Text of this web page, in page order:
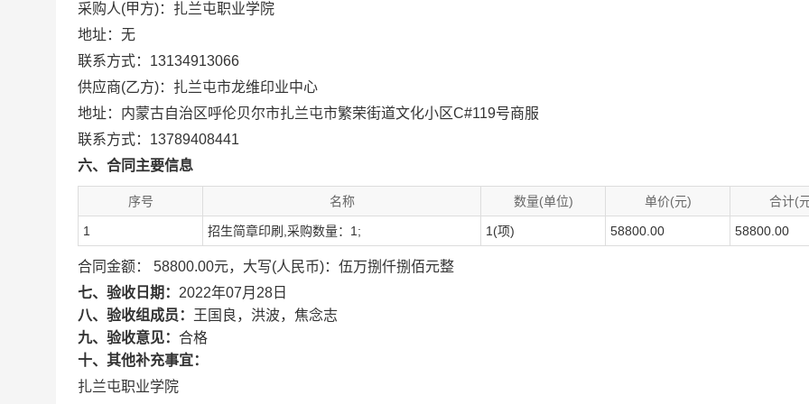
采购人(甲方)：扎兰屯职业学院
地址：无
联系方式：13134913066
供应商(乙方)：扎兰屯市龙维印业中心
地址：内蒙古自治区呼伦贝尔市扎兰屯市繁荣街道文化小区C#119号商服
联系方式：13789408441
六、合同主要信息
序号 名称 数量(单位) 单价(元) 合计(
1 招生简章印刷,采购数量：1; 1(项) 58800.00 58800.00
合同金额： 58800.00元，大写(人民币)：伍万捌仟捌佰元整
七、验收日期： 2022年07月28日
八、验收组成员：
王国良，洪波，焦念志
九、验收意见： 合格
十、其他补充事宜：
扎兰屯职业学院